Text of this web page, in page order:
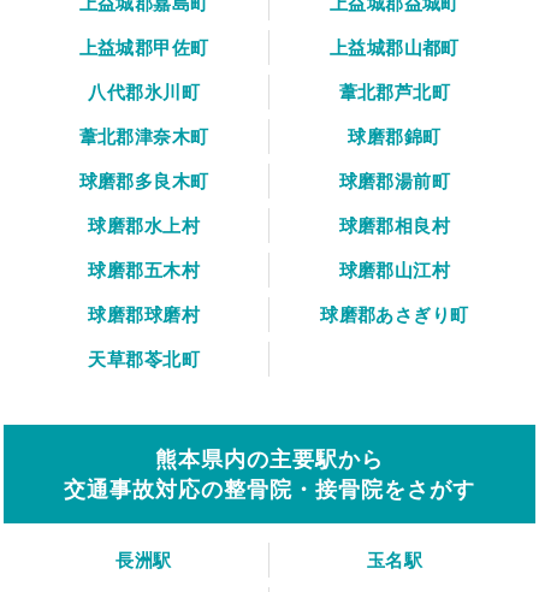
上益城郡甲佐町
上益城郡山都町
八代郡氷川町
葦北郡芦北町
葦北郡津奈木町
球磨郡錦町
球磨郡多良木町
球磨郡湯前町
球磨郡水上村
球磨郡相良村
球磨郡五木村
球磨郡山江村
球磨郡球磨村
球磨郡あさぎり町
天草郡苓北町
熊本県内の主要駅から
交通事故対応の整骨院・接骨院をさがす
長洲駅
玉名駅